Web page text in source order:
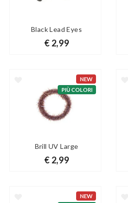
Black Lead Eyes
€ 2,99
NEW
PIÙ COLORI
Brill UV Large
€ 2,99
NEW